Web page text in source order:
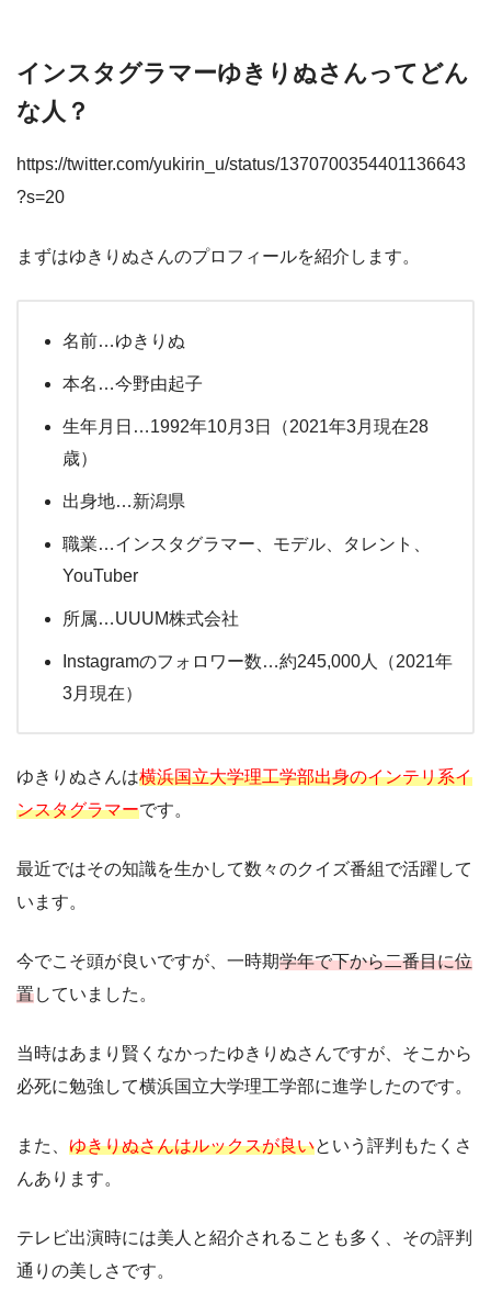
インスタグラマーゆきりぬさんってどん
な⼈？
https://twitter.com/yukirin_u/status/1370700354401136643
?s=20
まずはゆきりぬさんのプロフィールを紹介します。
名前…ゆきりぬ
本名…今野由起子
生年月日…1992年10月3日（2021年3月現在28
歳）
出身地…新潟県
職業…インスタグラマー、モデル、タレント、
YouTuber
所属…UUUM株式会社
Instagramのフォロワー数…約245,000人（2021年
3月現在）
ゆきりぬさんは横浜国立大学理工学部出身のインテリ系イ
ンスタグラマーです。
最近ではその知識を生かして数々のクイズ番組で活躍して
います。
今でこそ頭が良いですが、一時期学年で下から二番目に位
置していました。
当時はあまり賢くなかったゆきりぬさんですが、そこから
必死に勉強して横浜国立大学理工学部に進学したのです。
また、 ゆきりぬさんはルックスが良いという評判もたくさ
んあります。
テレビ出演時には美人と紹介されることも多く、その評判
通りの美しさです。